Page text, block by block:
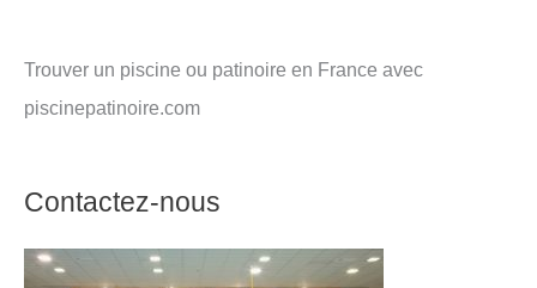
Trouver un piscine ou patinoire en France avec
piscinepatinoire.com
Contactez-nous